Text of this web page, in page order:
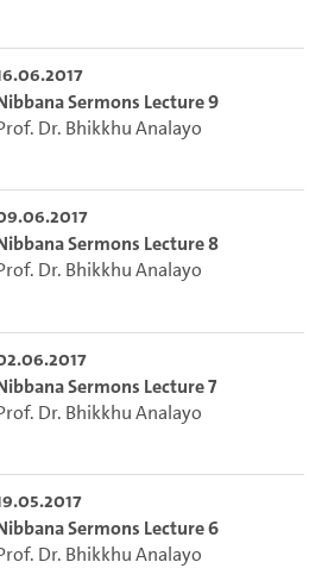
Sermons Lecture 9
Dr. Bhikkhu Analayo
Sermons Lecture 8
Dr. Bhikkhu Analayo
Sermons Lecture 7
Dr. Bhikkhu Analayo
Sermons Lecture 6
Dr. Bhikkhu Analayo